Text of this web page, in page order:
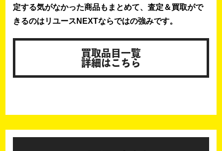
定する気がなかった商品もまとめて、査定＆買取がで
きるのはリユースNEXTならではの強みです。
買取品目一覧
詳細はこちら